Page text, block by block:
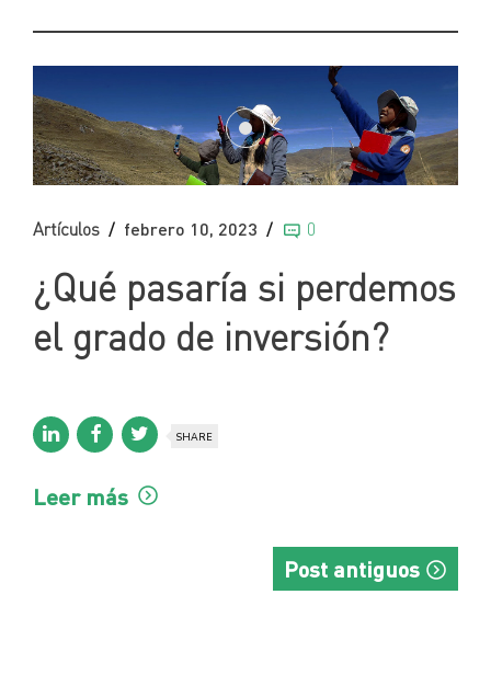
Artículos febrero 10, 2023 0
¿Qué pasaría si perdemos
el grado de inversión?
SHARE
Leer más
Post antiguos